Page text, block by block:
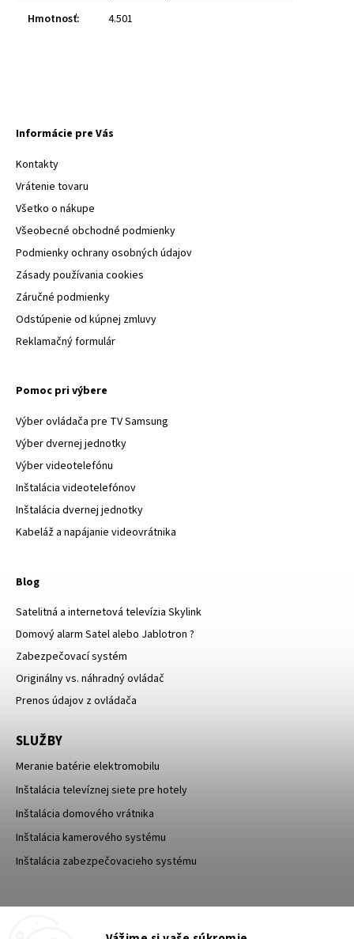
Hmotnosť: 4.501
Informácie pre Vás
Kontakty
Vrátenie tovaru
Všetko o nákupe
Všeobecné obchodné podmienky
Podmienky ochrany osobných údajov
Zásady používania cookies
Záručné podmienky
Odstúpenie od kúpnej zmluvy
Reklamačný formulár
Pomoc pri výbere
Výber ovládača pre TV Samsung
Výber dvernej jednotky
Výber videotelefónu
Inštalácia videotelefónov
Inštalácia dvernej jednotky
Kabeláž a napájanie videovrátnika
Blog
Satelitná a internetová televízia Skylink
Domový alarm Satel alebo Jablotron ?
Zabezpečovací systém
Originálny vs. náhradný ovládač
Prenos údajov z ovládača
SLUŽBY
Meranie batérie elektromobilu
Inštalácia televíznej siete pre hotely
Inštalácia domového vrátnika
Inštalácia kamerového systému
Inštalácia zabezpečovacieho systému